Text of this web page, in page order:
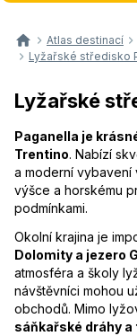
Atlas destinací
Lyžařské středisko
Lyžařské
Paganella je
Trentino. Nabízí
a moderní vybavení
výšce a horskému
podmínkami.
Okolní krajina je
Dolomity a jezero
atmosféra a školy
návštěvníci mohou
obchodů. Mimo
sáňkařské dráhy